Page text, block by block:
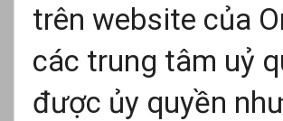
trên website của
các trung tâm uỷ
được ủy quyền